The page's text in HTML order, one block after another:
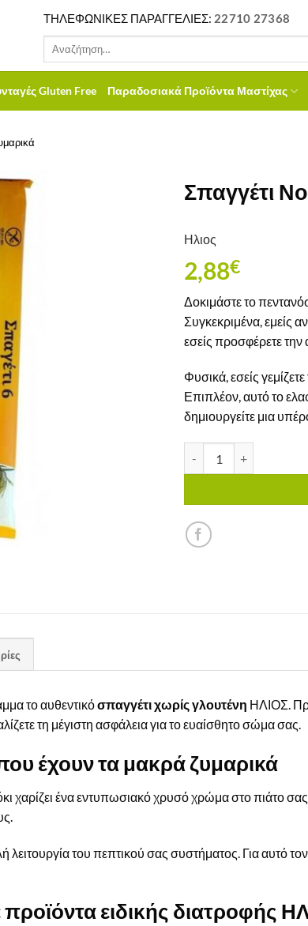
ΤΗΛΕΦΩΝΙΚΕΣ ΠΑΡΑΓΓΕΛΙΕΣ: 22710 27368
Αναζήτηση
Gluten Free Παραδοσιακά Προϊόντα Μαστίχας
Σπαγγέτι
Ηλιος
2,88€
Δοκιμάστε το
Συγκεκριμένα, εμείς
εσείς προσφέρετε την
Φυσικά, εσείς
Επιπλέον, αυτό το
δημιουργείτε μια
το αυθεντικόσπαγγέτι χωρίς γλουτένη ΗΛΙΟΣ.
τη μέγιστη ασφάλεια για το ευαίσθητο σώμα σας.
έχουν τα μακρά ζυμαρικά
χαρίζει ένα εντυπωσιακό χρυσό χρώμα στο πιάτο
λειτουργία του πεπτικού σας συστήματος. Για αυτό
προϊόντα ειδικής διατροφής